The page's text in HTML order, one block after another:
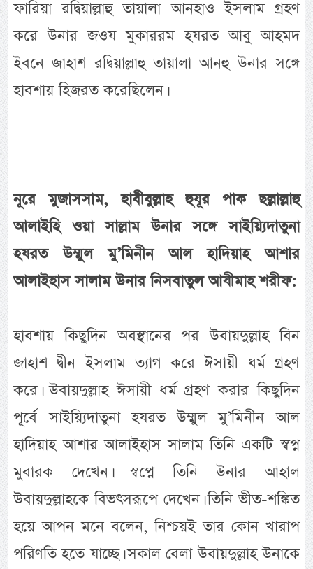
ফারিয়া রদ্বিয়াল্লাহু তায়ালা আনহাও ইসলাম গ্রহণ
করে উনার জওয মুকাররম হযরত আবু আহমদ
ইবনে জাহাশ রদ্বিয়াল্লাহু তায়ালা আনহু উনার সঙ্গে
হাবশায় হিজরত করেছিলেন।
নূরে মুজাসসাম, হাবীবুল্লাহ হুযূর পাক ছল্লাল্লাহু
আলাইহি ওয়া সাল্লাম উনার সঙ্গে সাইয়্যিদাতুনা
হযরত উম্মুল মু’মিনীন আল হাদিয়াহ আশার
আলাইহাস সালাম উনার নিসবাতুল আযীমাহ শরীফ:
হাবশায় কিছুদিন অবস্থানের পর উবায়দুল্লাহ বিন
জাহাশ দ্বীন ইসলাম ত্যাগ করে ঈসায়ী ধর্ম গ্রহণ
করে। উবায়দুল্লাহ ঈসায়ী ধর্ম গ্রহণ করার কিছুদিন
পূর্বে সাইয়্যিদাতুনা হযরত উম্মুল মু’মিনীন আল
হাদিয়াহ আশার আলাইহাস সালাম তিনি একটি স্বপ্ন
মুবারক দেখেন। স্বপ্নে তিনি উনার আহাল
উবায়দুল্লাহকে বিভৎসরূপে দেখেন। তিনি ভীত-শঙ্কিত
হয়ে আপন মনে বলেন, নিশ্চয়ই তার কোন খারাপ
পরিণতি হতে যাচ্ছে। সকাল বেলা উবায়দুল্লাহ উনাকে